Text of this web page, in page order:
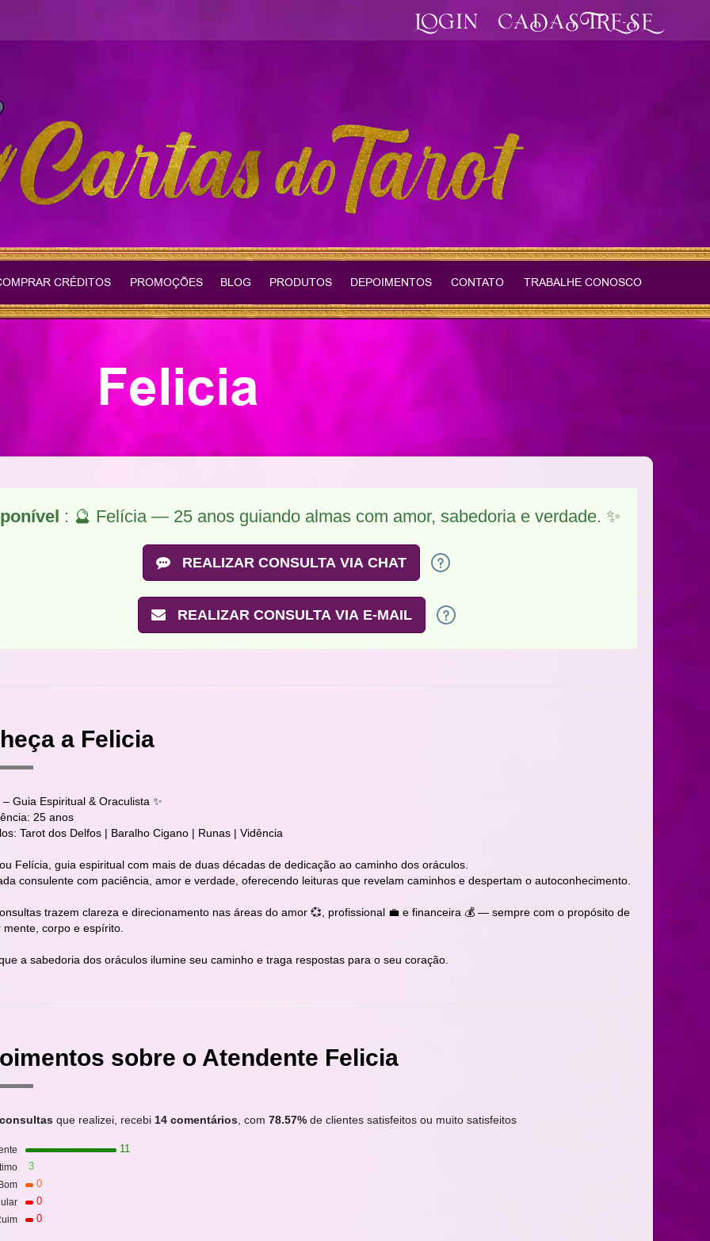
LOGIN CADASTRE-SE
CRÉDITOS PROMOÇÕES BLOG PRODUTOS DEPOIMENTOS CONTATO TRABALHE CONOSCO
Felicia
: 🔮 Felícia — 25 anos guiando almas com amor, sabedoria e verdade. ✨
REALIZAR CONSULTA VIA CHAT
REALIZAR CONSULTA VIA E-MAIL
a Felicia
Guia Espiritual & Oraculista ✨
25 anos
Tarot dos Delfos | Baralho Cigano | Runas | Vidência
Felícia, guia espiritual com mais de duas décadas de dedicação ao caminho dos oráculos.
consulente com paciência, amor e verdade, oferecendo leituras que revelam caminhos e despertam o autoconhecimento.
trazem clareza e direcionamento nas áreas do amor 💞, profissional 💼 e financeira 💰 — sempre com o propósito de
mente, corpo e espírito.
a sabedoria dos oráculos ilumine seu caminho e traga respostas para o seu coração.
sobre o Atendente Felicia
que realizei, recebi 14 comentários, com 78.57%de clientes satisfeitos ou muito satisfeitos
11
3
0
0
0